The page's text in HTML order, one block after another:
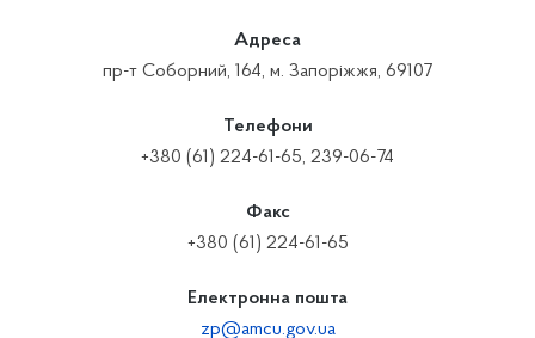
Адреса
пр-т Соборний, 164, м. Запоріжжя, 69107
Телефони
+380 (61) 224-61-65, 239-06-74
Факс
+380 (61) 224-61-65
Електронна пошта
zp@amcu.gov.ua